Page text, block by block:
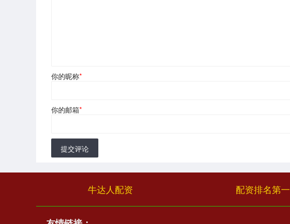
你的昵称*
你的邮箱*
提交评论
牛达人配资 配资排名第一